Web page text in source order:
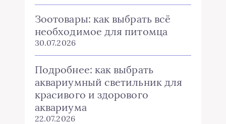
Зоотовары: как выбрать всё
необходимое для питомца
30.07.2026
Подробнее: как выбрать
аквариумный светильник для
красивого и здорового
аквариума
22.07.2026